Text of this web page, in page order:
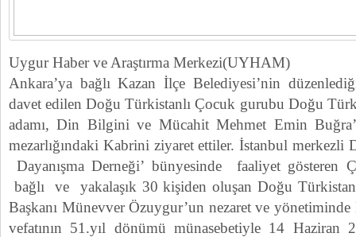
Uygur Haber ve Araştırma Merkezi(UYHAM)
Ankara’ya bağlı Kazan İlçe Belediyesi’nin
davet edilen Doğu Türkistanlı Çocuk gurubu Doğu
adamı, Din Bilgini ve Mücahit Mehmet Emin
mezarlığındaki Kabrini ziyaret ettiler. İstanbul
Dayanışma Derneği’ bünyesinde faaliyet gösteren
bağlı ve yakalaşık 30 kişiden oluşan Doğu
Başkanı Münevver Özuygur’un nezaret ve
vefatının 51.yıl dönümü münasebetiyle 14 Haziran